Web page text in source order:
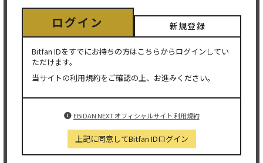
ログイン 新規登録
Bitfan IDをすでにお持ちの方はこちらからログインしてい
ただけます。
当サイトの利用規約をご確認の上、お進みください。
EBiDAN NEXT オフィシャルサイト 利用規約
上記に同意してBitfan IDログイン